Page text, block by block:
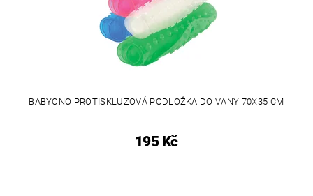
BABYONO PROTISKLUZOVÁ PODLOŽKA DO VANY 70X35 CM
195 Kč